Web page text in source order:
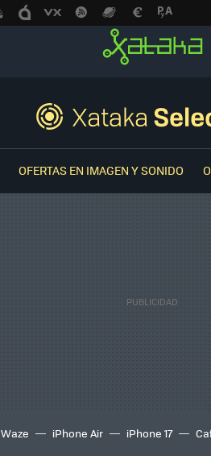
OFERTAS EN IMAGEN Y SONIDO
Waze iPhone Air iPhone 17